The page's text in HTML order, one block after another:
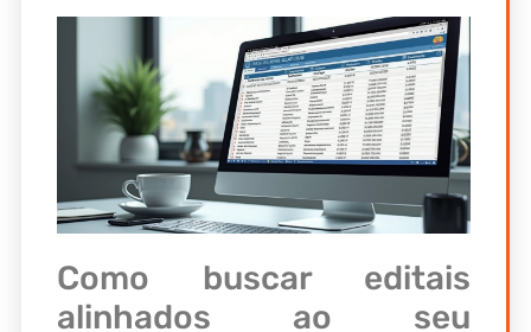
Como buscar editais
alinhados ao seu